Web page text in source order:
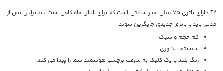
T2 دارای باتری 75 میلی آمپر ساعتی است که برای شش ماه کافی است ، بنابراین پس از
مدتی باید با باتری جدیدی جایگزین شوند.
کم حجم و سبک
سیستم یادآوری
زنگ بلند با یک کلیک به سرعت برچسب هوشمند شما را پیدا می کند